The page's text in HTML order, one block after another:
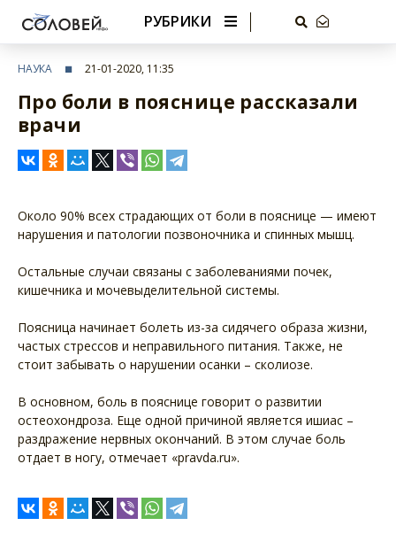
РУБРИКИ
НАУКА 21-01-2020, 11:35
Про боли в пояснице рассказали
врачи
Около 90% всех страдающих от боли в пояснице — имеют
нарушения и патологии позвоночника и спинных мышц.
Остальные случаи связаны с заболеваниями почек,
кишечника и мочевыделительной системы.
Поясница начинает болеть из-за сидячего образа жизни,
частых стрессов и неправильного питания. Также, не
стоит забывать о нарушении осанки – сколиозе.
В основном, боль в пояснице говорит о развитии
остеохондроза. Еще одной причиной является ишиас –
раздражение нервных окончаний. В этом случае боль
отдает в ногу, отмечает «pravda.ru».